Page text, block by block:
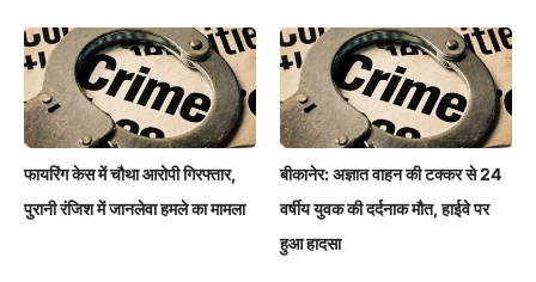
फायरिंग केस में चौथा आरोपी गिरफ्तार,
पुरानी रंजिश में जानलेवा हमले का मामला
बीकानेर: अज्ञात वाहन की टक्कर से 24
वर्षीय युवक की दर्दनाक मौत, हाईवे पर
हुआ हादसा